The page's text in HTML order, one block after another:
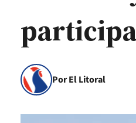
Por El Litoral